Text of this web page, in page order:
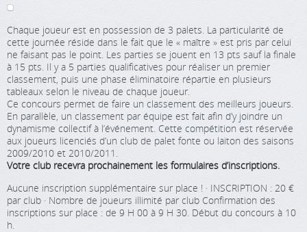
Chaque joueur est en possession de 3 palets. La particularité de
cette journée réside dans le fait que le « maître » est pris par celui
ne faisant pas le point. Les parties se jouent en 13 pts sauf la finale
à 15 pts. Il y a 5 parties qualificatives pour réaliser un premier
classement, puis une phase éliminatoire répartie en plusieurs
tableaux selon le niveau de chaque joueur.
Ce concours permet de faire un classement des meilleurs joueurs.
En parallèle, un classement par équipe est fait afin d’y joindre un
dynamisme collectif à l’événement. Cette compétition est réservée
aux joueurs licenciés d’un club de palet fonte ou laiton des saisons
2009/2010 et 2010/2011.
Votre club recevra prochainement les formulaires d’inscriptions.
Aucune inscription supplémentaire sur place ! · INSCRIPTION : 20 €
par club · Nombre de joueurs illimité par club Confirmation des
inscriptions sur place : de 9 H 00 à 9 H 30. Début du concours à 10
h.